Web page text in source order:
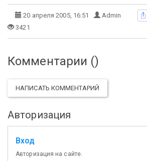
20 апреля 2005, 16:51 Admin
3421
Комментарии ()
НАПИСАТЬ КОММЕНТАРИЙ
Авторизация
Вход
Авторизация на сайте.